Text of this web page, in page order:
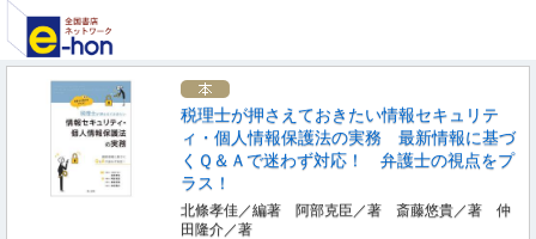
税理士が押さえておきたい情報セキュリテ
ィ・個人情報保護法の実務 最新情報に基づ
くＱ＆Ａで迷わず対応！ 弁護士の視点をプ
ラス！
北條孝佳／編著 阿部克臣／著 斎藤悠貴／著 仲
田隆介／著